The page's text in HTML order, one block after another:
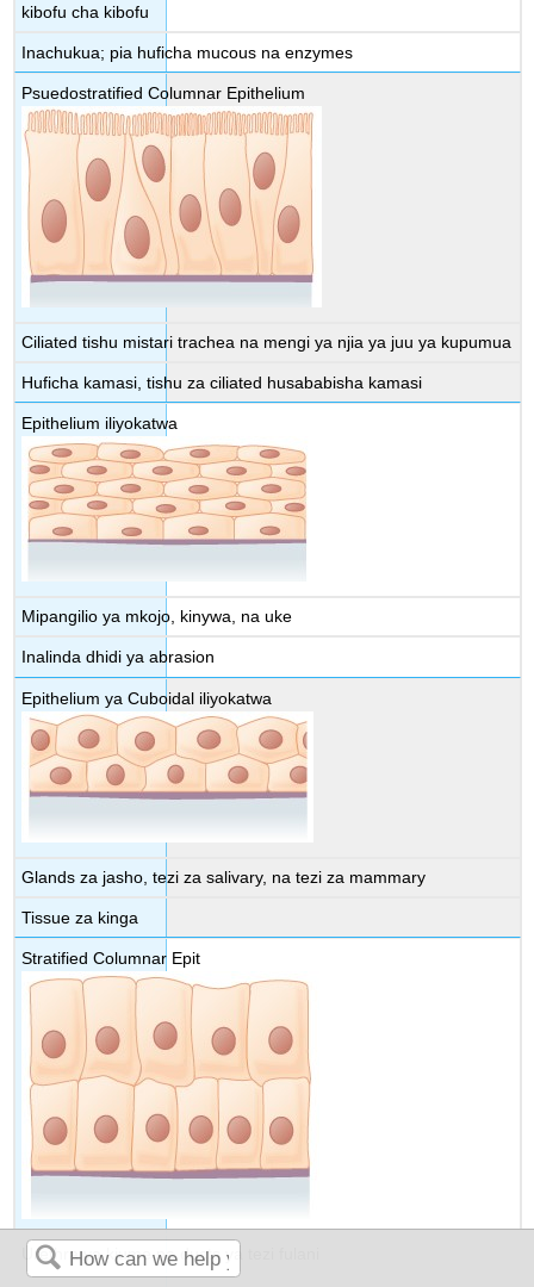
kibofu cha kibofu
Inachukua; pia huficha mucous na enzymes
Psuedostratified Columnar Epithelium
Ciliated tishu mistari trachea na mengi ya njia ya juu ya kupumua
Huficha kamasi, tishu za ciliated husababisha kamasi
Epithelium iliyokatwa
Mipangilio ya mkojo, kinywa, na uke
Inalinda dhidi ya abrasion
Epithelium ya Cuboidal iliyokatwa
Glands za jasho, tezi za salivary, na tezi za mammary
Tissue za kinga
Stratified Columnar Epit
Urethra ya kiume na ducts ya tezi fulani